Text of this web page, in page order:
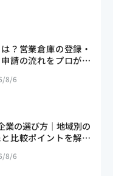
？営業倉庫の登録・
請の流れをプロが解
】
8/6
業の選び方｜地域別の
比較ポイントを解説
8/6